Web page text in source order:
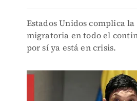
Estados Unidos complica
migratoria en todo el
por sí ya está en crisis.